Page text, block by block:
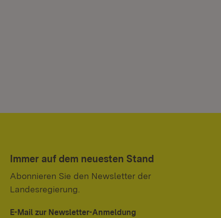
Immer auf dem neuesten Stand
Abonnieren Sie den Newsletter der
Landesregierung.
E-Mail zur Newsletter-Anmeldung